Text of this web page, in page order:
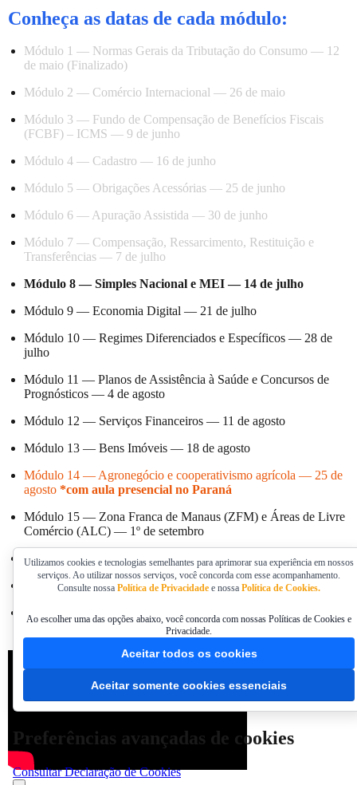
Conheça as datas de cada módulo:
Módulo 1 — Normas Gerais da Tributação do Consumo — 12
de maio (Finalizado)
Módulo 2 — Comércio Internacional — 26 de maio
Módulo 3 — Fundo de Compensação de Benefícios Fiscais
(FCBF) – ICMS — 9 de junho
Módulo 4 — Cadastro — 16 de junho
Módulo 5 — Obrigações Acessórias — 25 de junho
Módulo 6 — Apuração Assistida — 30 de junho
Módulo 7 — Compensação, Ressarcimento, Restituição e
Transferências — 7 de julho
Módulo 8 — Simples Nacional e MEI — 14 de julho
Módulo 9 — Economia Digital — 21 de julho
Módulo 10 — Regimes Diferenciados e Específicos — 28 de
julho
Módulo 11 — Planos de Assistência à Saúde e Concursos de
Prognósticos — 4 de agosto
Módulo 12 — Serviços Financeiros — 11 de agosto
Módulo 13 — Bens Imóveis — 18 de agosto
Módulo 14 — Agronegócio e cooperativismo agrícola — 25 de
agosto *com aula presencial no Paraná
Módulo 15 — Zona Franca de Manaus (ZFM) e Áreas de Livre
Comércio (ALC) — 1º de setembro
Módulo 16 — Combustíveis e Energia Elétrica — 8 de setembro
Módulo 17 — Imposto Seletivo — 15 de setembro
Módulo 18 — Temas complementares e aplicação prática (casos
especiais) — 22 de setembro
Utilizamos cookies e tecnologias semelhantes para aprimorar sua experiência em nossos
serviços. Ao utilizar nossos serviços, você concorda com esse acompanhamento.
Consulte nossa Política de Privacidade e nossa Política de Cookies.
Ao escolher uma das opções abaixo, você concorda com nossas Políticas de Cookies e
Privacidade.
Aceitar todos os cookies
Aceitar somente cookies essenciais
Preferências avançadas de cookies
Consultar Declaração de Cookies